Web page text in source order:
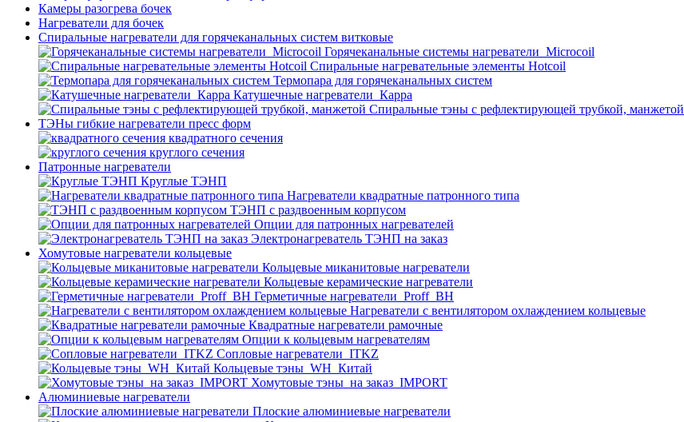
Камеры разогрева бочек
Нагреватели для бочек
Спиральные нагреватели для горячеканальных систем витковые
Горячеканальные системы нагреватели_Microcoil
Спиральные нагревательные элементы Hotcoil
Термопара для горячеканальных систем
Катушечные нагреватели_Карра
Спиральные тэны с рефлектирующей трубкой, манжетой
ТЭНы гибкие нагреватели пресс форм
квадратного сечения
круглого сечения
Патронные нагреватели
Круглые ТЭНП
Нагреватели квадратные патронного типа
ТЭНП с раздвоенным корпусом
Опции для патронных нагревателей
Электронагреватель ТЭНП на заказ
Хомутовые нагреватели кольцевые
Кольцевые миканитовые нагреватели
Кольцевые керамические нагреватели
Герметичные нагреватели_Proff_BH
Нагреватели с вентилятором охлаждением кольцевые
Квадратные нагреватели рамочные
Опции к кольцевым нагревателям
Cопловые нагреватели_ITKZ
Кольцевые тэны_WH_Китай
Хомутовые тэны_на заказ_IMPORT
Алюминиевые нагреватели
Плоские алюминиевые нагреватели